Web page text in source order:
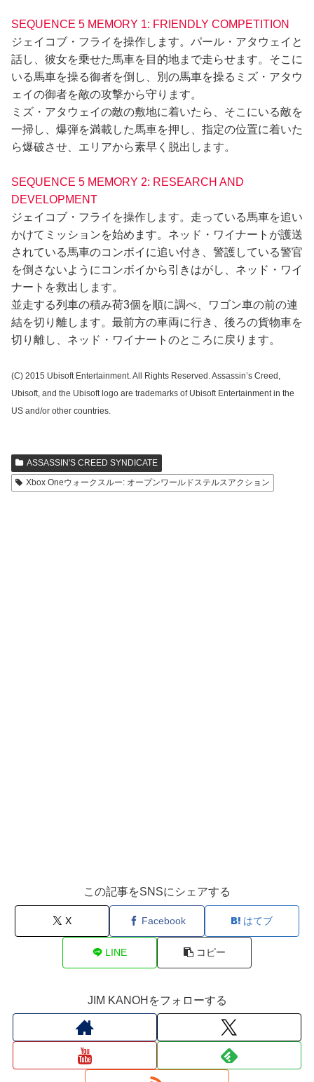
SEQUENCE 5 MEMORY 1: FRIENDLY COMPETITION
ジェイコブ・フライを操作します。パール・アタウェイと
話し、彼女を乗せた馬車を目的地まで走らせます。そこに
いる馬車を操る御者を倒し、別の馬車を操るミズ・アタウ
ェイの御者を敵の攻撃から守ります。
ミズ・アタウェイの敵の敷地に着いたら、そこにいる敵を
一掃し、爆弾を満載した馬車を押し、指定の位置に着いた
ら爆破させ、エリアから素早く脱出します。
SEQUENCE 5 MEMORY 2: RESEARCH AND
DEVELOPMENT
ジェイコブ・フライを操作します。走っている馬車を追い
かけてミッションを始めます。ネッド・ワイナートが護送
されている馬車のコンボイに追い付き、警護している警官
を倒さないようにコンボイから引きはがし、ネッド・ワイ
ナートを救出します。
並走する列車の積み荷3個を順に調べ、ワゴン車の前の連
結を切り離します。最前方の車両に行き、後ろの貨物車を
切り離し、ネッド・ワイナートのところに戻ります。
(C) 2015 Ubisoft Entertainment. All Rights Reserved. Assassin’s Creed,
Ubisoft, and the Ubisoft logo are trademarks of Ubisoft Entertainment in the
US and/or other countries.
ASSASSIN'S CREED SYNDICATE
Xbox Oneウォークスルー: オープンワールドステルスアクション
この記事をSNSにシェアする
X Facebook はてブ
LINE コピー
JIM KANOHをフォローする